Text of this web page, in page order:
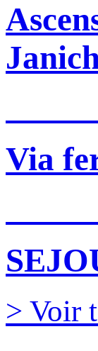
Via
> Voir